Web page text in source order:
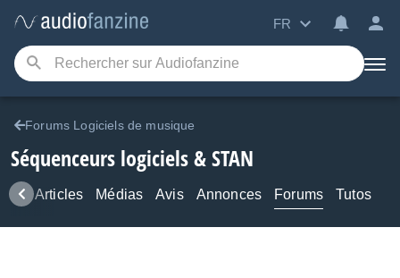
FR
Forums Logiciels de musique
Séquenceurs logiciels & STAN
Articles Médias Avis Annonces Forums Tutos